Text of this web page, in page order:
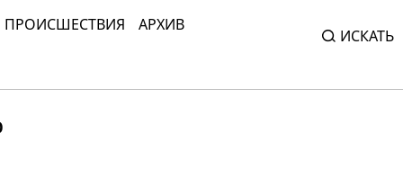
ПРОИСШЕСТВИЯ АРХИВ
ИСКАТЬ